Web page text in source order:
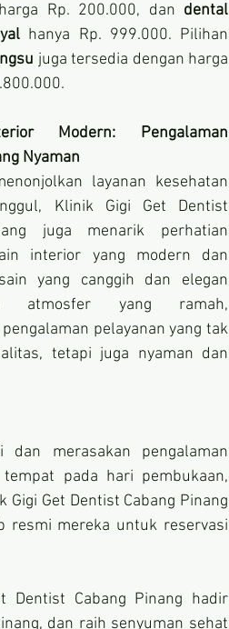
Rp. 200.000, dan dental
juga tersedia dengan harga
Modern: Pengalaman
Nyaman
layanan kesehatan
Klinik Gigi Get Dentist
juga menarik perhatian
interior yang modern dan
yang canggih dan elegan
atmosfer yang ramah,
pelayanan yang tak
tetapi juga nyaman dan
dan merasakan pengalaman
pada hari pembukaan,
Get Dentist Cabang Pinang
resmi mereka untuk reservasi
Dentist Cabang Pinang hadir
dan raih senyuman sehat